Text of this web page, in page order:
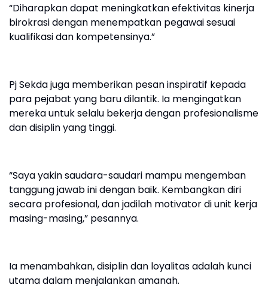
“Diharapkan dapat meningkatkan efektivitas kinerja
birokrasi dengan menempatkan pegawai sesuai
kualifikasi dan kompetensinya.”
Pj Sekda juga memberikan pesan inspiratif kepada
para pejabat yang baru dilantik. Ia mengingatkan
mereka untuk selalu bekerja dengan profesionalisme
dan disiplin yang tinggi.
“Saya yakin saudara-saudari mampu mengemban
tanggung jawab ini dengan baik. Kembangkan diri
secara profesional, dan jadilah motivator di unit kerja
masing-masing,” pesannya.
Ia menambahkan, disiplin dan loyalitas adalah kunci
utama dalam menjalankan amanah.